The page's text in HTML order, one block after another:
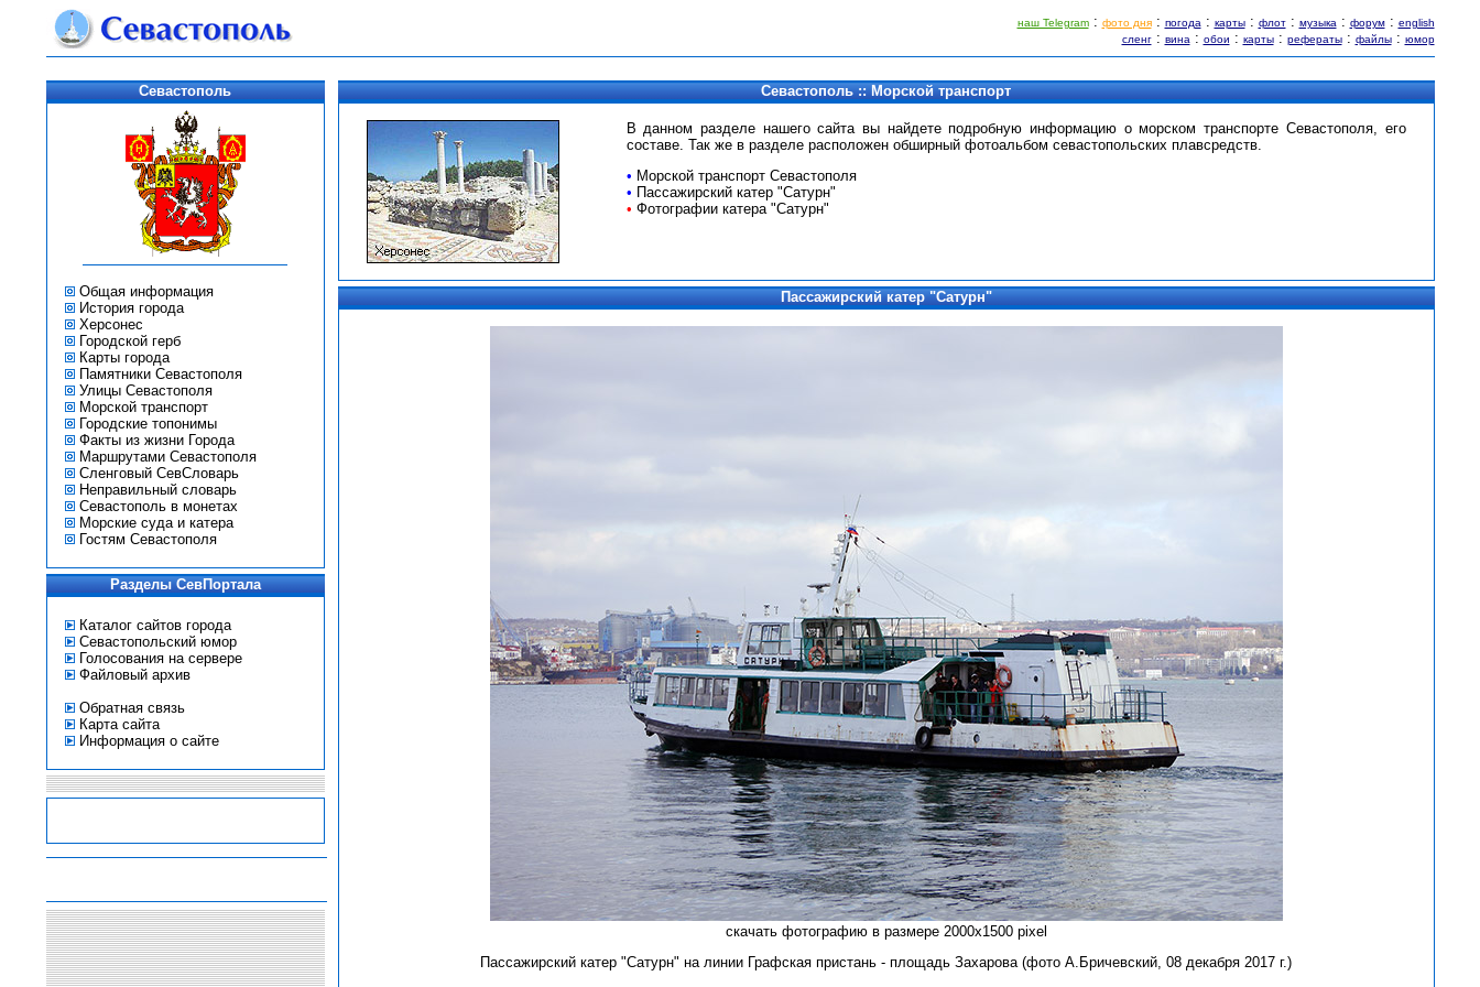
наш Telegram: фото дня: погода: карты: флот: музыка: форум: english
сленг: вина: обои : карты: рефераты: файлы: юмор
Севастополь
Общая информация
История города
Херсонес
Городской герб
Карты города
Памятники Севастополя
Улицы Севастополя
Морской транспорт
Городские топонимы
Факты из жизни Города
Маршрутами Севастополя
Сленговый СевСловарь
Неправильный словарь
Севастополь в монетах
Морские суда и катера
Гостям Севастополя
Разделы СевПортала
Каталог сайтов города
Севастопольский юмор
Голосования на сервере
Файловый архив
Обратная связь
Карта сайта
Информация о сайте
Севастополь :: Морской транспорт
В данном разделе нашего сайта вы найдете подробную информацию о морском транспорте Севастополя, его
составе. Так же в разделе расположен обширный фотоальбом севастопольских плавсредств.
• Морской транспорт Севастополя
• Пассажирский катер "Сатурн"
• Фотографии катера "Сатурн"
Пассажирский катер "Сатурн"
скачать фотографию в размере 2000х1500 pixel
Пассажирский катер "Сатурн" на линии Графская пристань - площадь Захарова (фото А.Бричевский, 08 декабря 2017 г.)